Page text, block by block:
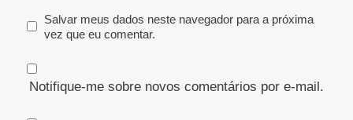
Salvar meus dados neste navegador para a próxima
vez que eu comentar.
Notifique-me sobre novos comentários por e-mail.